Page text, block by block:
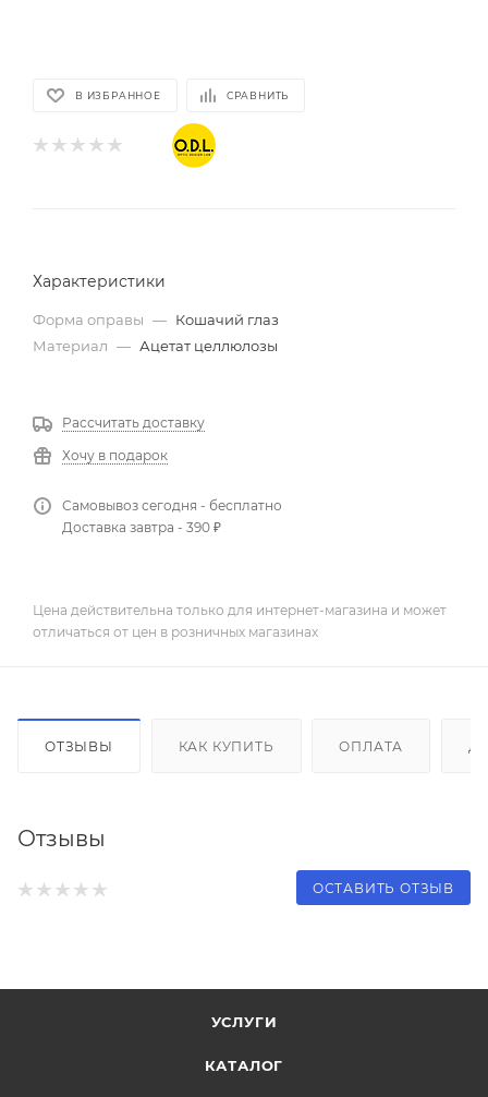
В ИЗБРАННОЕ СРАВНИТЬ
Характеристики
Форма оправы — Кошачий глаз
Материал — Ацетат целлюлозы
Рассчитать доставку
Хочу в подарок
Самовывоз сегодня - бесплатно
Доставка завтра - 390 ₽
Цена действительна только для интернет-магазина и может
отличаться от цен в розничных магазинах
ОТЗЫВЫ КАК КУПИТЬ ОПЛАТА
Отзывы
ОСТАВИТЬ ОТЗЫВ
УСЛУГИ
КАТАЛОГ